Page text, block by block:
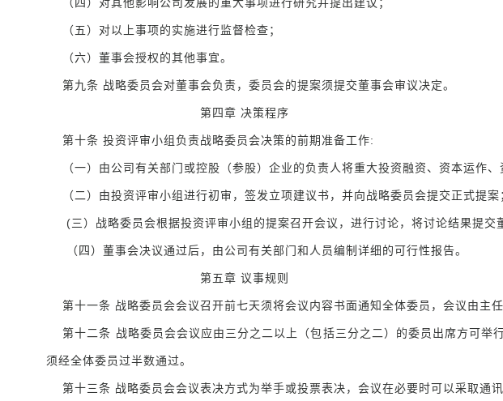
（五）对以上事项的实施进行监督检查；
（六）董事会授权的其他事宜。
第九条 战略委员会对董事会负责，委员会的提案须提交董事会审议决定。
第四章 决策程序
第十条 投资评审小组负责战略委员会决策的前期准备工作:
（一）由公司有关部门或控股（参股）企业的负责人将重大投资融资、资本运作
（二）由投资评审小组进行初审，签发立项建议书，并向战略委员会提交正式提案
(三）战略委员会根据投资评审小组的提案召开会议，进行讨论，将讨论结果提交
（四）董事会决议通过后，由公司有关部门和人员编制详细的可行性报告。
第五章 议事规则
第十一条 战略委员会会议召开前七天须将会议内容书面通知全体委员，会议由主
第十二条 战略委员会会议应由三分之二以上（包括三分之二）的委员出席方可举
须经全体委员过半数通过。
第十三条 战略委员会会议表决方式为举手或投票表决，会议在必要时可以采取通讯